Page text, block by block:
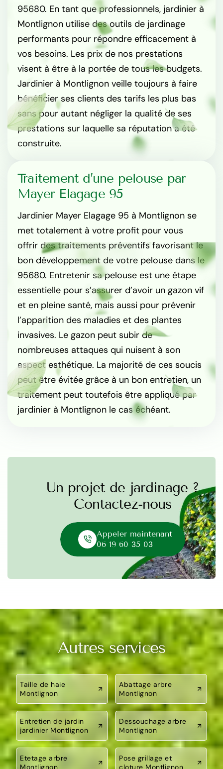
95680. En tant que professionnels, jardinier à
Montlignon utilise des outils de jardinage
performants pour répondre efficacement à
vos besoins. Les prix de nos prestations
visent à être à la portée de tous les budgets.
Jardinier à Montlignon veille toujours à faire
bénéficier ses clients des tarifs les plus bas
sans pour autant négliger la qualité de ses
prestations sur laquelle sa réputation a été
construite.
Traitement d’une pelouse par
Mayer Elagage 95
Jardinier Mayer Elagage 95 à Montlignon se
met totalement à votre profit pour vous
offrir des traitements préventifs favorisant le
bon développement de votre pelouse dans le
95680. Entretenir sa pelouse est une étape
essentielle pour s’assurer d’avoir un gazon vif
et en pleine santé, mais aussi pour prévenir
l’apparition des maladies et des plantes
invasives. Le gazon peut subir de
nombreuses attaques qui nuisent à son
aspect esthétique. La majorité de ces soucis
peut être évitée grâce à un bon entretien, un
traitement peut toutefois être appliqué par
jardinier à Montlignon le cas échéant.
Un projet de jardinage ?
Contactez-nous
Appeler maintenant
06 19 60 35 03
Autres services
Taille de haie
Montlignon
Abattage arbre
Montlignon
Entretien de jardin
jardinier Montlignon
Dessouchage arbre
Montlignon
Etetage arbre
Montlignon
Pose grillage et
cloture Montlignon